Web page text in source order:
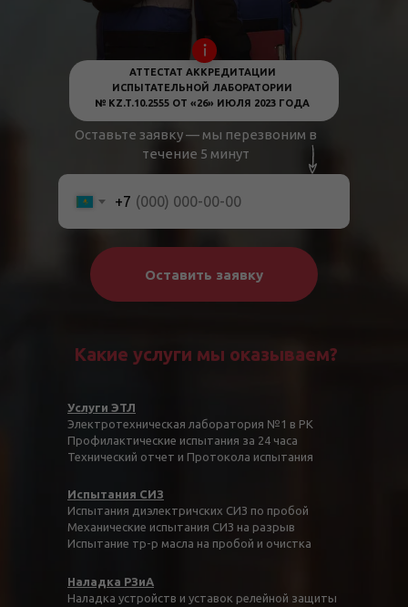
Услуги ЭТЛ
Электротехническая лаборатория №1 в РК
Профилактические испытания за 24 часа
Технический отчет и Протокола испытания
Наладка РЗиА
Наладка устройств и уставок релейной защиты
Испытания СИЗ
Испытания диэлектричских СИЗ по пробой
Механические испытания СИЗ на разрыв
Испытание тр-р масла на пробой и очистка
Какие услуги мы оказываем?
АТТЕСТАТ АККРЕДИТАЦИИ
ИСПЫТАТЕЛЬНОЙ ЛАБОРАТОРИИ
№ KZ.T.10.2555 ОТ «26» ИЮЛЯ 2023 ГОДА
+7
Оставить заявку
Оставьте заявку — мы перезвоним в
течение 5 минут